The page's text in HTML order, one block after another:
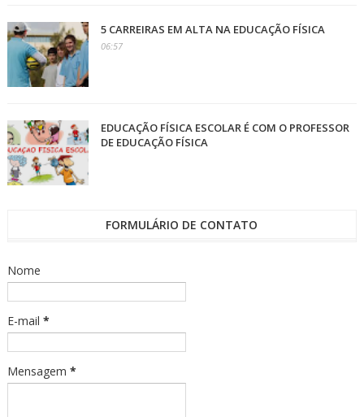
5 CARREIRAS EM ALTA NA EDUCAÇÃO FÍSICA
06:57
EDUCAÇÃO FÍSICA ESCOLAR É COM O PROFESSOR
DE EDUCAÇÃO FÍSICA
FORMULÁRIO DE CONTATO
Nome
E-mail *
Mensagem *